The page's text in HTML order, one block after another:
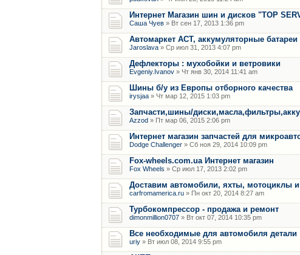
Интернет Магазин шин и дисков "ТOP
Саша Чуев » Вт сен 17, 2013 1:36 pm
Автомаркет АСТ, аккумуляторные батареи
Jaroslava » Ср июл 31, 2013 4:07 pm
Дефлекторы : мухобойки и ветровики
Evgeniy.Ivanov » Чт янв 30, 2014 11:41 am
Шины б/у из Европы отборного качества
irysjaa » Чт мар 12, 2015 1:03 pm
Запчасти,шины/
Azzod » Пт мар 06, 2015 2:06 pm
Интернет магазин запчастей для
Dodge Challenger » Сб ноя 29, 2014 10:09 pm
Fox-wheels.com.ua Интернет магазин
Fox Wheels » Ср июл 17, 2013 2:02 pm
Доставим автомобили, яхты, мотоциклы
carfromamerica.ru » Пн окт 20, 2014 8:27 am
Турбокомпрессор - продажа и ремонт
dimonmillion0707 » Вт окт 07, 2014 10:35 pm
Все необходимые для автомобиля детали
uriy » Вт июл 08, 2014 9:55 pm